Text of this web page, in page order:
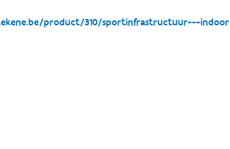
product/310/sportinfrastructuur---indoor